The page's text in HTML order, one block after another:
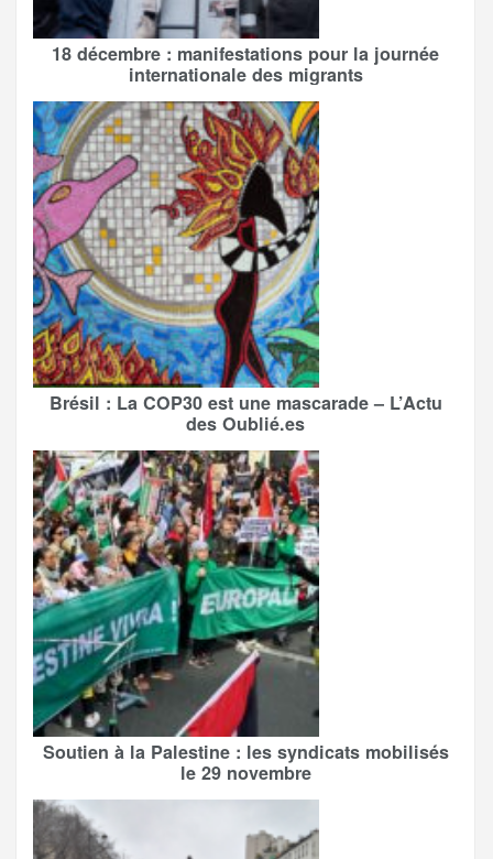
18 décembre : manifestations pour la journée
internationale des migrants
Brésil : La COP30 est une mascarade – L’Actu
des Oublié.es
Soutien à la Palestine : les syndicats mobilisés
le 29 novembre